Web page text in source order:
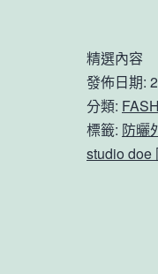
精選內容
發佈日期:
分類:
標籤: 防曬
studio doe